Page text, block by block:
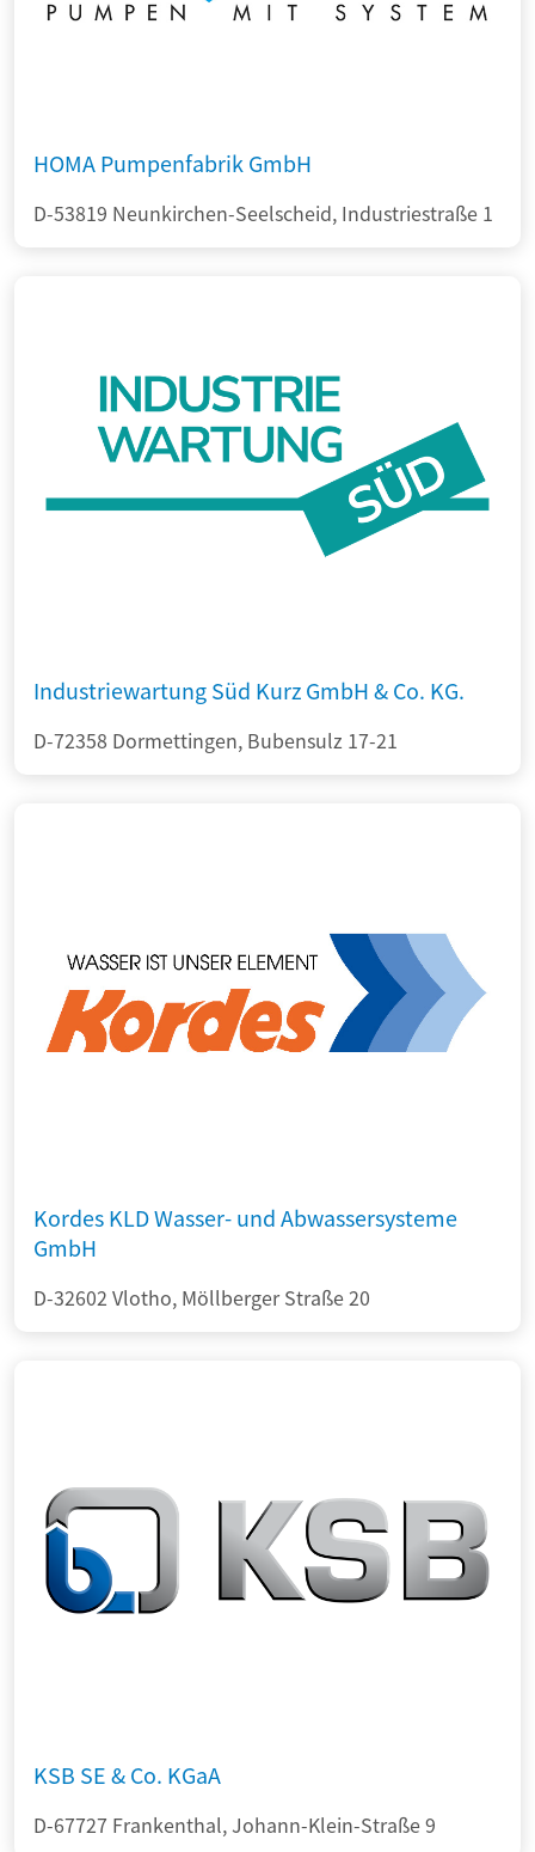
HOMA Pumpenfabrik GmbH
D-53819 Neunkirchen-Seelscheid, Industriestraße 1
Industriewartung Süd Kurz GmbH & Co. KG.
D-72358 Dormettingen, Bubensulz 17-21
Kordes KLD Wasser- und Abwassersysteme
GmbH
D-32602 Vlotho, Möllberger Straße 20
KSB SE & Co. KGaA
D-67727 Frankenthal, Johann-Klein-Straße 9